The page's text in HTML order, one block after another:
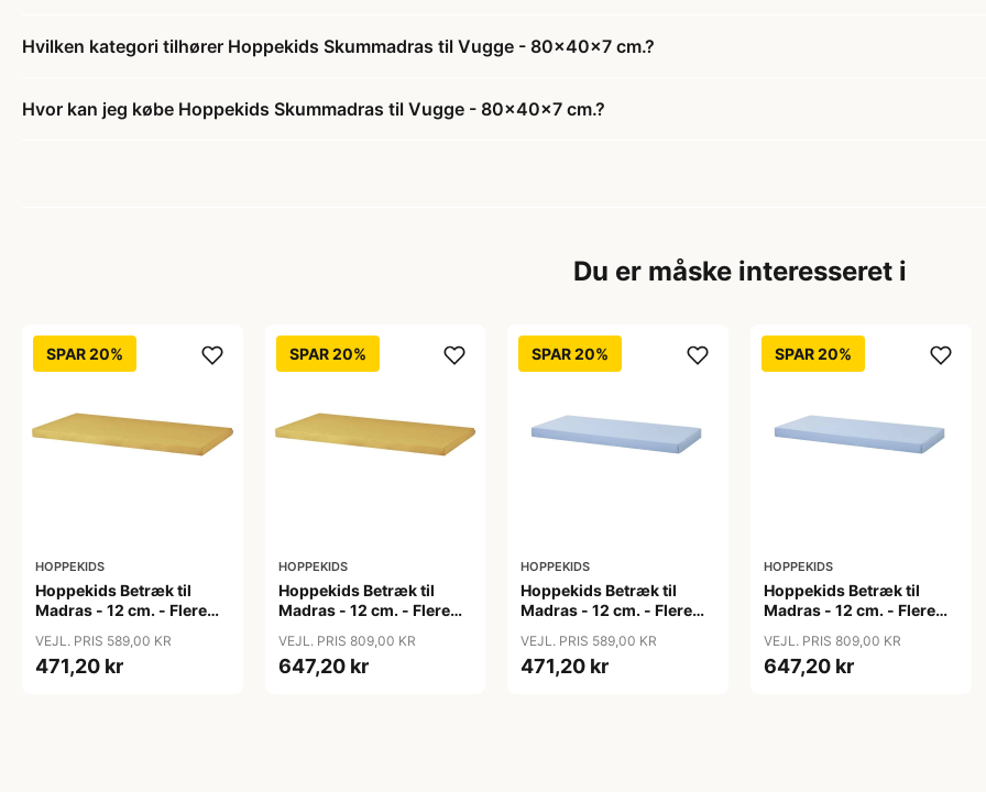
Hvilken kategori tilhører Hoppekids Skummadras til Vugge - 80x40x7 cm.?
Hvor kan jeg købe Hoppekids Skummadras til Vugge - 80x40x7 cm.?
Du er måske interesseret i
SPAR 20%
HOPPEKIDS
Hoppekids Betræk til
Madras - 12 cm. - Flere
Yellow
VEJL. PRIS 589,00 KR
471,20 kr
SPAR 20%
HOPPEKIDS
Hoppekids Betræk til
Madras - 12 cm. - Flere
Yellow
VEJL. PRIS 809,00 KR
647,20 kr
SPAR 20%
HOPPEKIDS
Hoppekids Betræk til
Madras - 12 cm. - Flere
VEJL. PRIS 589,00 KR
471,20 kr
SPAR 20%
HOPPEKIDS
Hoppekids Betræk til
Madras - 12 cm. - Flere
VEJL. PRIS 809,00 KR
647,20 kr